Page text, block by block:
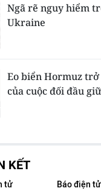
Ngã rẽ nguy hiểm
Ukraine
Eo biển Hormuz
của cuộc đối đầu
KẾT
tử
Báo điện